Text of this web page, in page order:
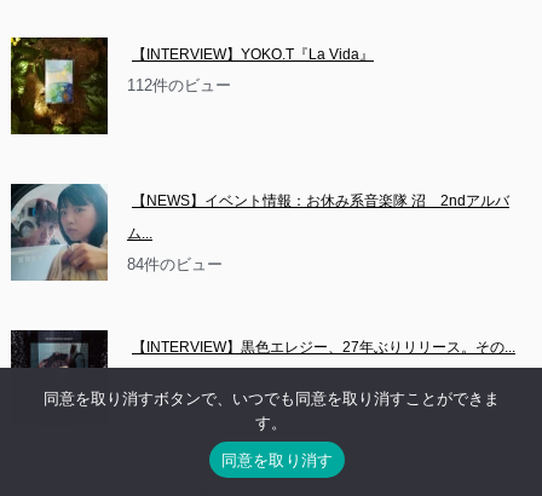
【INTERVIEW】YOKO.T『La Vida』
112件のビュー
【NEWS】イベント情報：お休み系音楽隊 沼　2ndアルバ
ム...
84件のビュー
【INTERVIEW】黒色エレジー、27年ぶりリリース。その...
同意を取り消すボタンで、いつでも同意を取り消すことができま
す。
同意を取り消す